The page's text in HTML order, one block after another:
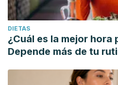
DIETAS
¿Cuál es la mejor hora
Depende más de tu